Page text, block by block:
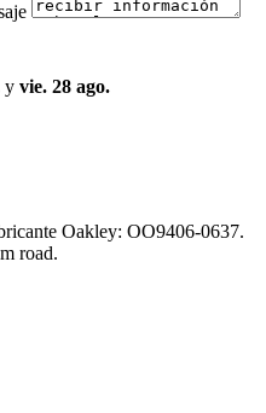
y vie. 28 ago.
Oakley: OO9406-0637.
road.